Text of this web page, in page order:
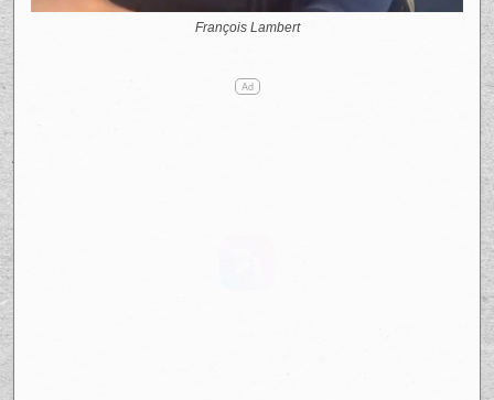
François Lambert
Ad